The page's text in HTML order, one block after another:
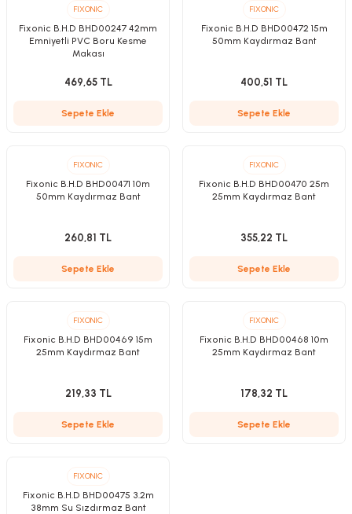
FIXONIC
Fixonic B.H.D BHD00247 42mm
Emniyetli PVC Boru Kesme
Makası
469,65 TL
Sepete Ekle
FIXONIC
Fixonic B.H.D BHD00472 15m
50mm Kaydırmaz Bant
400,51 TL
Sepete Ekle
FIXONIC
Fixonic B.H.D BHD00471 10m
50mm Kaydırmaz Bant
260,81 TL
Sepete Ekle
FIXONIC
Fixonic B.H.D BHD00470 25m
25mm Kaydırmaz Bant
355,22 TL
Sepete Ekle
FIXONIC
Fixonic B.H.D BHD00469 15m
25mm Kaydırmaz Bant
219,33 TL
Sepete Ekle
FIXONIC
Fixonic B.H.D BHD00468 10m
25mm Kaydırmaz Bant
178,32 TL
Sepete Ekle
FIXONIC
Fixonic B.H.D BHD00475 3.2m
38mm Su Sızdırmaz Bant